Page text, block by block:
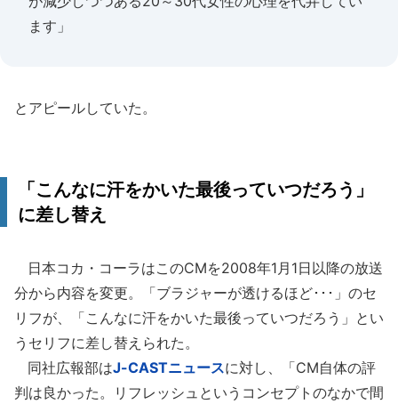
ます」
とアピールしていた。
「こんなに汗をかいた最後っていつだろう」
に差し替え
日本コカ・コーラはこのCMを2008年1月1日以降の放送
分から内容を変更。「ブラジャーが透けるほど･･･」のセ
リフが、「こんなに汗をかいた最後っていつだろう」とい
うセリフに差し替えられた。
同社広報部はJ-CASTニュースに対し、「CM自体の評
判は良かった。リフレッシュというコンセプトのなかで間